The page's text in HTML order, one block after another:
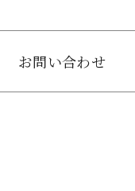
お問い合わせ